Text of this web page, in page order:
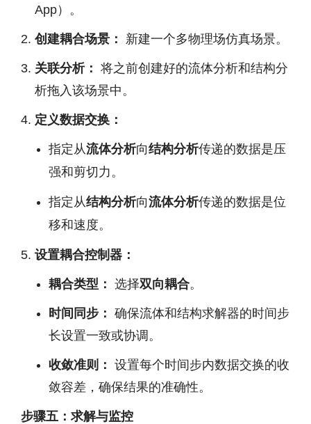
App）。
创建耦合场景： 新建一个多物理场仿真场景。
关联分析： 将之前创建好的流体分析和结构分
析拖入该场景中。
定义数据交换：
指定从流体分析向结构分析传递的数据是压
强和 剪切力。
指定从结构分析向流体分析传递的数据是位
移和速度。
设置耦合控制器：
耦合类型： 选择双向耦合。
时间同步： 确保流体和结构求解器的时间步
长设置一致或协调。
收敛准则： 设置每个时间步内数据交换的收
敛容差，确保结果的准确性。
步骤五：求解与监控